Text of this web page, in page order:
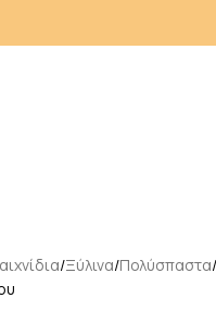
Ξύλινα Πολύσπαστα